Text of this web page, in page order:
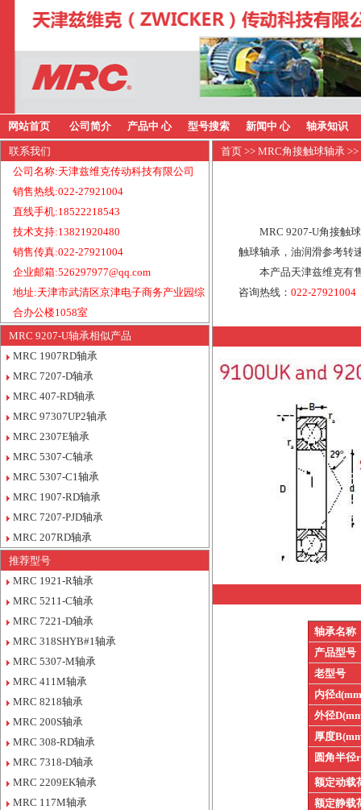
网站首页 公司简介 产品中 心 型号搜索 新闻中 心 轴承知识
联系我们
公司名称:天津兹维克传动科技有限公司
销售热线:022-27921004
直线手机:18522218543
技术支持:13821920480
销售传真:022-27921004
企业邮箱:526297977@qq.com
地址:天津市武清区京津电子商务产业园综
合办公楼1058室
MRC 9207-U轴承相似产品
MRC 1907RD轴承
MRC 7207-D轴承
MRC 407-RD轴承
MRC 97307UP2轴承
MRC 2307E轴承
MRC 5307-C轴承
MRC 5307-C1轴承
MRC 1907-RD轴承
MRC 7207-PJD轴承
MRC 207RD轴承
推荐型号
MRC 1921-R轴承
MRC 5211-C轴承
MRC 7221-D轴承
MRC 318SHYB#1轴承
MRC 5307-M轴承
MRC 411M轴承
MRC 8218轴承
MRC 200S轴承
MRC 308-RD轴承
MRC 7318-D轴承
MRC 2209EK轴承
MRC 117M轴承
首页 >> MRC角接触球轴承
MRC 9207-U角接触
触球轴承，油润滑参考转
本产品天津兹维克有
咨询热线：022-27921004
轴承名称
产品型号
老型号
内径
外径
厚度
圆角半径r
额定动载
额定静载